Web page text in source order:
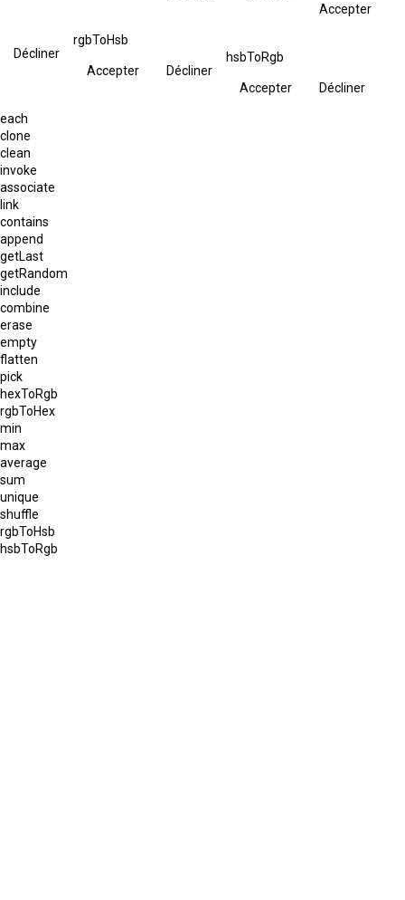
Accepter
Décliner
rgbToHsb
Accepter Décliner
hsbToRgb
Accepter Décliner
each
clone
clean
invoke
associate
link
contains
append
getLast
getRandom
include
combine
erase
empty
flatten
pick
hexToRgb
rgbToHex
min
max
average
sum
unique
shuffle
rgbToHsb
hsbToRgb